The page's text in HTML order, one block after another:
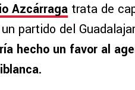
Azcárraga trata de
partido del
hecho un favor al